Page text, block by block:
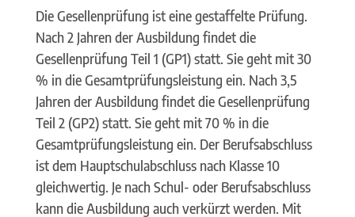
Die Gesellenprüfung ist eine gestaffelte Prüfung.
Nach 2 Jahren der Ausbildung findet die
Gesellenprüfung Teil 1 (GP1) statt. Sie geht mit 30
% in die Gesamtprüfungsleistung ein. Nach 3,5
Jahren der Ausbildung findet die Gesellenprüfung
Teil 2 (GP2) statt. Sie geht mit 70 % in die
Gesamtprüfungsleistung ein. Der Berufsabschluss
ist dem Hauptschulabschluss nach Klasse 10
gleichwertig. Je nach Schul- oder Berufsabschluss
kann die Ausbildung auch verkürzt werden. Mit